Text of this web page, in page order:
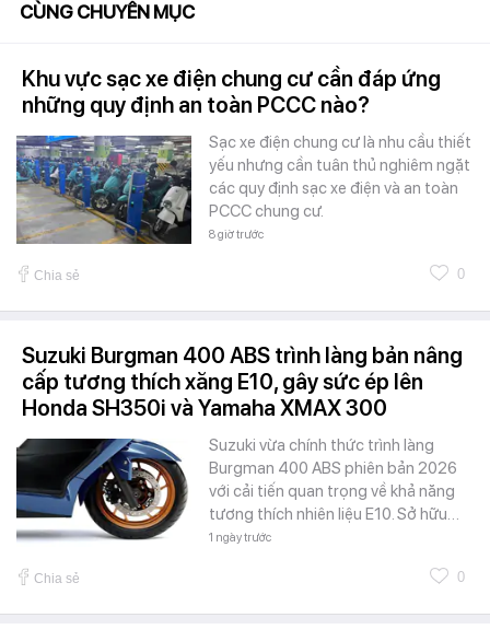
CÙNG CHUYÊN MỤC
Khu vực sạc xe điện chung cư cần đáp ứng
những quy định an toàn PCCC nào?
Sạc xe điện chung cư là nhu cầu thiết
yếu nhưng cần tuân thủ nghiêm ngặt
các quy định sạc xe điện và an toàn
PCCC chung cư.
8 giờ trước
Chia sẻ 0
Suzuki Burgman 400 ABS trình làng bản nâng
cấp tương thích xăng E10, gây sức ép lên
Honda SH350i và Yamaha XMAX 300
Suzuki vừa chính thức trình làng
Burgman 400 ABS phiên bản 2026
với cải tiến quan trọng về khả năng
tương thích nhiên liệu E10. Sở hữu…
1 ngày trước
Chia sẻ 0